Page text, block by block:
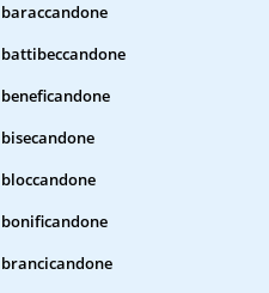
baraccandone
battibeccandone
beneficandone
bisecandone
bloccandone
bonificandone
brancicandone